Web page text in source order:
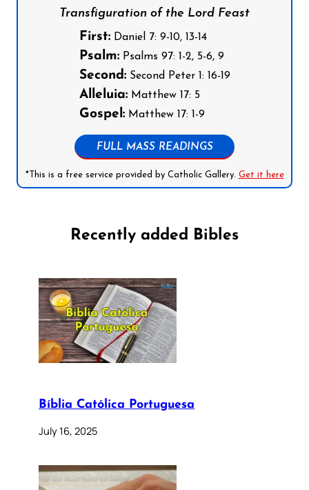
Transfiguration of the Lord Feast
First:Daniel 7: 9-10, 13-14
Psalm:Psalms 97: 1-2, 5-6, 9
Second:Second Peter 1: 16-19
Alleluia:Matthew 17: 5
Gospel:Matthew 17: 1-9
FULL MASS READINGS
*This is a free service provided by Catholic Gallery. Get it here
Recently added Bibles
Bíblia Católica Portuguesa
July 16, 2025